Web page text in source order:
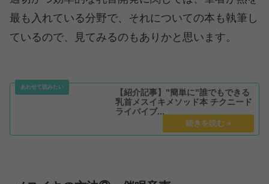
最も入れている分野で、それについての本も執筆し
ているので、見てみるのもありかと思います。
【紹介記事】"簡単に"誰でもできる
乳首メスイキメソッド本 チクニード
ライバイブ...